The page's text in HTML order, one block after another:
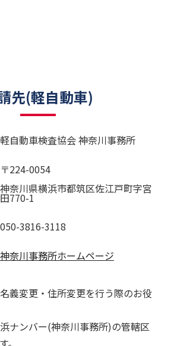
先(軽自動車)
軽自動車検査協会 神奈川事務所
〒224-0054
神奈川県横浜市都筑区佐江戸町字宮
田770-1
050-3816-3118
神奈川事務所ホームページ
義変更・住所変更を行う際のお役
ナンバー(神奈川事務所)の管轄区
。